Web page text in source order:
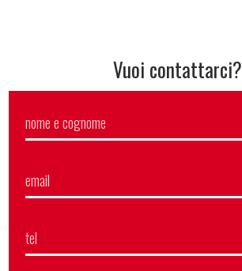
Vuoi contattarci?